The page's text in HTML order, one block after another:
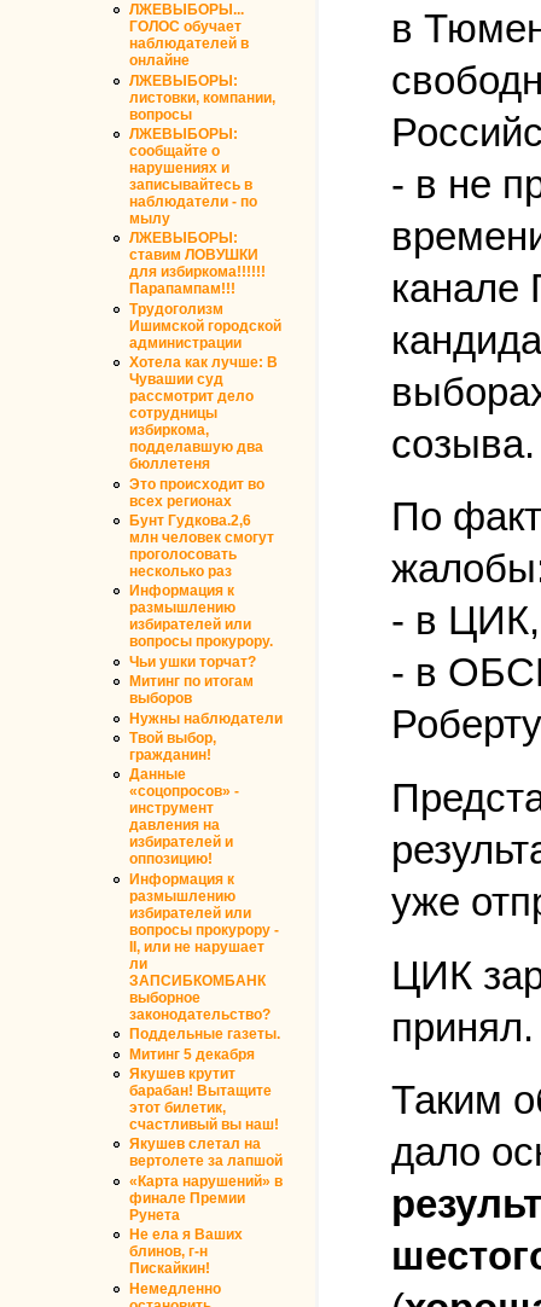
ЛЖЕВЫБОРЫ...
ГОЛОС обучает
наблюдателей в
онлайне
ЛЖЕВЫБОРЫ:
листовки, компании,
вопросы
ЛЖЕВЫБОРЫ:
сообщайте о
нарушениях и
записывайтесь в
наблюдатели - по
мылу
ЛЖЕВЫБОРЫ:
ставим ЛОВУШКИ
для избиркома!!!!!!
Парапампам!!!
Трудоголизм
Ишимской городской
администрации
Хотела как лучше: В
Чувашии суд
рассмотрит дело
сотрудницы
избиркома,
подделавшую два
бюллетеня
Это происходит во
всех регионах
Бунт Гудкова.2,6
млн человек смогут
проголосовать
несколько раз
Информация к
размышлению
избирателей или
вопросы прокурору.
Чьи ушки торчат?
Митинг по итогам
выборов
Нужны наблюдатели
Твой выбор,
гражданин!
Данные
«соцопросов» -
инструмент
давления на
избирателей и
оппозицию!
Информация к
размышлению
избирателей или
вопросы прокурору -
II, или не нарушает
ли
ЗАПСИБКОМБАНК
выборное
законодательство?
Поддельные газеты.
Митинг 5 декабря
Якушев крутит
барабан! Вытащите
этот билетик,
счастливый вы наш!
Якушев слетал на
вертолете за лапшой
«Карта нарушений» в
финале Премии
Рунета
Не ела я Ваших
блинов, г-н
Пискайкин!
Немедленно
в
- в не
канале
созыва.
По
- в ЦИК,
- в
уже
ЦИК
принял.
Таким
дало